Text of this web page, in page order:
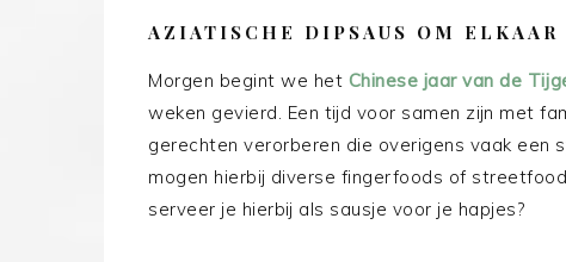
AZIATISCHE DIPSAUS OM ELKAAR
Morgen begint we het Chinese jaar van de
weken gevierd. Een tijd voor samen zijn met
gerechten verorberen die overigens vaak een
mogen hierbij diverse fingerfoods of
serveer je hierbij als sausje voor je hapjes?